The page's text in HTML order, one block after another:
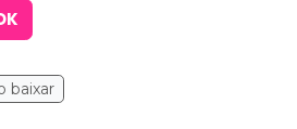
baixar